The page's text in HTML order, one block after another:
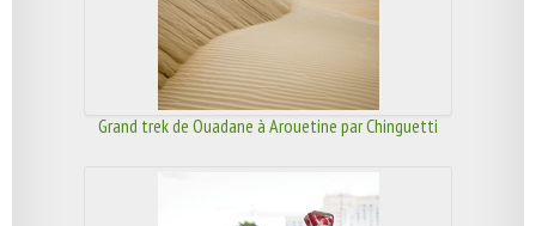
Grand trek de Ouadane à Arouetine par Chinguetti